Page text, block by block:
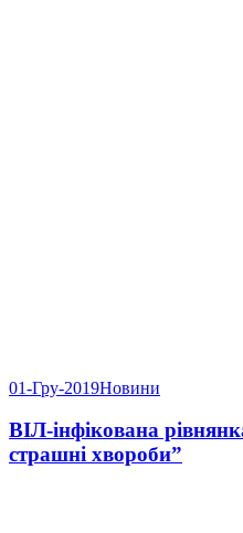
01-Гру-2019Новини
ВІЛ-інфікована
страшні хвороби”